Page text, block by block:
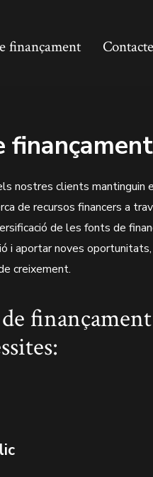
finançament Contacte
finançament
nostres clients mantinguin
de recursos financers a
de les fonts de
i aportar noves
creixement.